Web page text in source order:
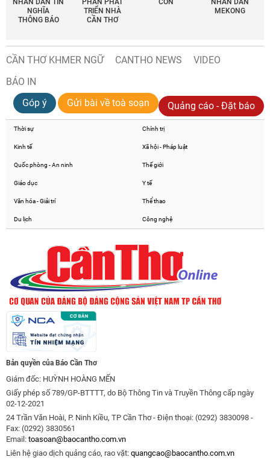
NGHĨA
THÔNG BÁO
TRIỂN NHÀ
CẦN THƠ
MEKONG
CẦN THƠ KHMER NGỮ CANTHO NEWS
VIDEO
BÁO IN
Góp ý
Gửi bài về toà soạn Quảng cáo - Đặt báo
Thời sự Chính trị
Kinh tế Xã hội - Pháp luật
Quốc phòng - An ninh Thế giới
Giáo dục Y tế
Văn hóa - Giải trí Thể thao
Du lịch Công nghệ
Bản quyền của Báo Cần Thơ
Giám đốc: HUỲNH HOÀNG MẾN
Giấy phép số 789/GP-BTTTT, do Bộ Thông Tin và Truyền Thông cấp ngày
02-12-2021
24 Trần Văn Hoài, P. Ninh Kiều, TP Cần Thơ - Điện thoại: (0292) 3830098 -
Fax: (0292) 3830561
Email: toasoan@baocantho.com.vn
Liên hệ giao dịch quảng cáo, rao vặt: quangcao@baocantho.com.vn